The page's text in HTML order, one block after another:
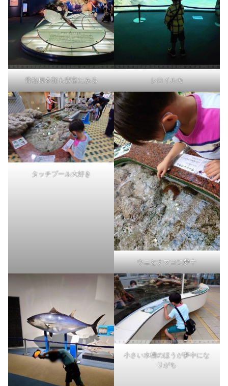
骨格標本類も豊富にある シロイルカ
タッチプール大好き
ウニとナマコに夢中
小さい水槽のほうが夢中にな
りがち